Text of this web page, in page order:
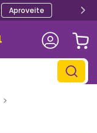
Aproveite